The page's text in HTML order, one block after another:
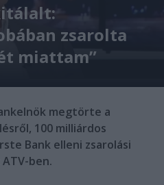
zsarolta
miattam”
megtörte a
100 milliárdos
Bank elleni zsarolási
ben.